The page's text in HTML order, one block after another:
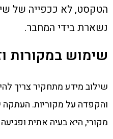
הטקסט, לא ככפייה של
נשארת בידי המחבר.
שימוש במקורות
שילוב מידע מתחקיר צריך
והקפדה על מקוריות.
מקורי, היא בעיה אתית